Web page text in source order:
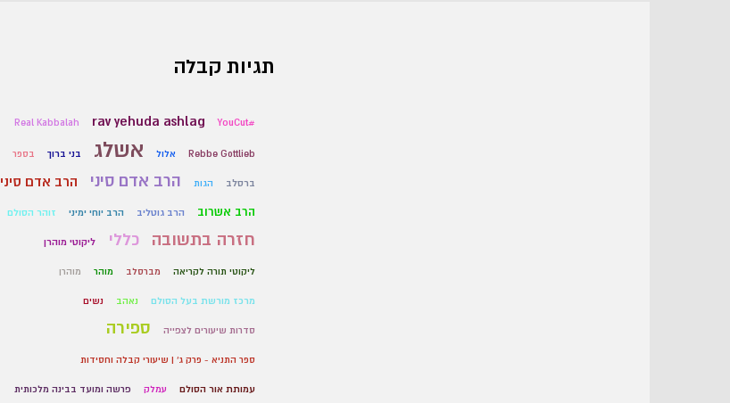
תגיות קבלה
#YouCut
rav yehuda ashlag
Real Kabbalah
Rebbe Gottlieb אלול אשלג בני ברוך בספר
ברסלב הגות הרב אדם סיני הרב אדם סיני
הרב אשרוב הרב גוטליב הרב יוחי ימיני זוהר הסולם
חזרה בתשובה כללי ליקוטי מוהרן
ליקוטי תורה לקריאה מברסלב מוהר מוהרן
מרכז מורשת בעל הסולם נאהב נשים
סדרות שיעורים לצפייה ספירה
ספר התניא - פרק ג' | שיעורי קבלה וחסידות
עמותת אור הסולם עמלק פרשה ומועד בבינה מלכותית